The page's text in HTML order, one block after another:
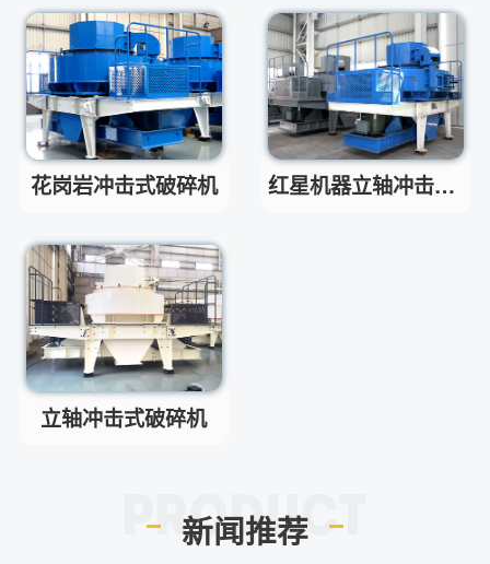
砂机，HX制砂机等
问 请问厂家地址在哪？
答
河南省郑州市高新技术开发区梧
桐街与红松路交叉口中国高端矿
机生产出口基地园区
问 制砂机最小的产量是多少？
最小每小时12吨
答
问
答
问
答
花岗岩冲击式破碎机 红星机器立轴冲击式破碎机
立轴冲击式破碎机
新闻推荐